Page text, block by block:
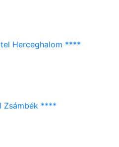
Herceghalom ****
****